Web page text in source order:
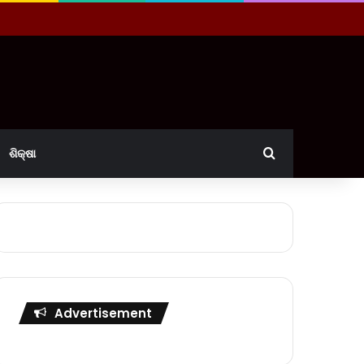
ଶିକ୍ଷା Search for
Advertisement